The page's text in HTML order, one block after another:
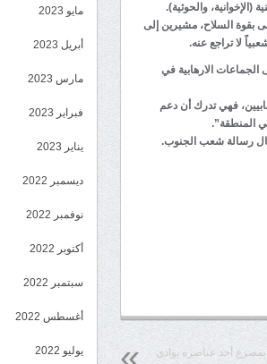
والحوثية).
بقوة السلاح، مشيرين إلى
لا تراجع عنه.
الارهابية في
فهي تدرك أن دعم
المنطقة”.
رسالة شعب الجنوب.
أحد عناصره بوادي
مايو 2023
أبريل 2023
مارس 2023
فبراير 2023
يناير 2023
ديسمبر 2022
نوفمبر 2022
أكتوبر 2022
سبتمبر 2022
أغسطس 2022
يوليو 2022